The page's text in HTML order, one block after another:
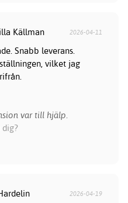
Källman 2026-04-11
Snabb leverans.
vilket jag
var till hjälp.
2026-04-19